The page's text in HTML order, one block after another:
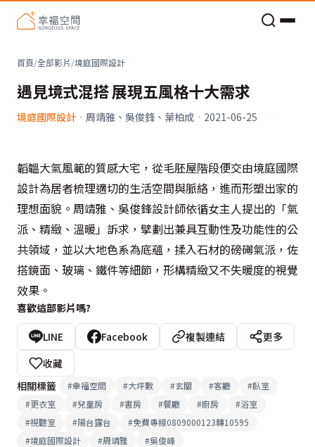
首頁/全部影片/境庭國際設計
遇見境式混搭 展現五風格十大需求
境庭國際設計 · 周靖雅、吳俊鋒、葉柏成 · 2021-06-25
韜韞大氣風範的質感大宅，從毛胚屋階段便交由境庭國際
設計為居者梳理適切的生活空間與脈絡，進而形塑出家的
理想面貌。周靖雅、吳俊鋒設計師依循女主人提出的「氣
派、精緻、溫暖」訴求，擘劃出兼具互動性及功能性的公
共領域，並以大地色系為底蘊，揉入石材的磅礡氣派，佐
搭鏡面、玻璃、鐵件等細節，形構精緻又不失暖度的視覺
效果。
喜歡這部影片嗎?
LINE Facebook 複製連結
更多
收藏
相關標籤
#幸福空間 #大坪數 #玄關 #客廳 #臥室
#更衣室 #兒童房 #書房 #餐廳 #廚房 #浴室
#視聽室 #陽台露台 #免費專線0809000123轉10595
#境庭國際設計 #周靖雅 #吳俊峰